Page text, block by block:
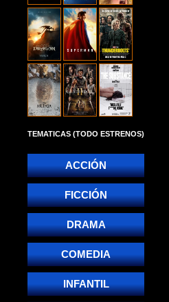
TEMATICAS (TODO ESTRENOS)
ACCIÓN
FICCIÓN
DRAMA
COMEDIA
INFANTIL